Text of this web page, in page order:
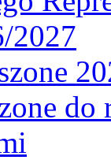
2027